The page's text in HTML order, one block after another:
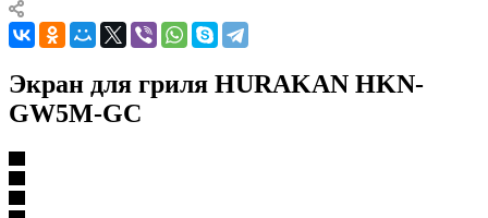
Экран для гриля HURAKAN HKN-
GW5M-GC